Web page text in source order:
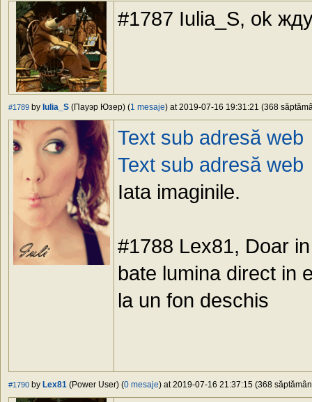
#1787 Iulia_S, ok
#1789 by Iulia_S (Пауэр Юзер) (1 mesaje) at 2019-07-16 19:31:21 (368
Text sub adresă web
Text sub adresă web
Iata imaginile.
#1788 Lex81, Doar
bate lumina direct in
la un fon deschis
#1790 by Lex81 (Power User) (0 mesaje) at 2019-07-16 21:37:15 (368